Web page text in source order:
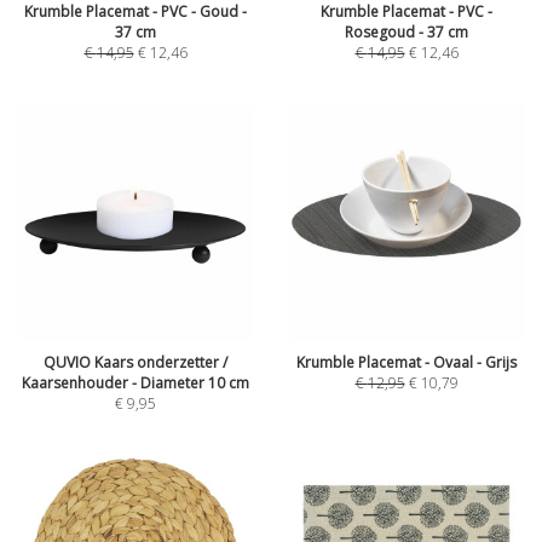
Krumble Placemat - PVC - Goud -
37 cm
€14,95 € 12,46
Krumble Placemat - PVC -
Rosegoud - 37 cm
€14,95 € 12,46
QUVIO Kaars onderzetter /
Kaarsenhouder - Diameter 10 cm
€9,95
Krumble Placemat - Ovaal - Grijs
€12,95 € 10,79